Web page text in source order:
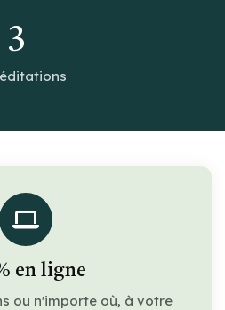
3
en ligne
ou n'importe où, à votre